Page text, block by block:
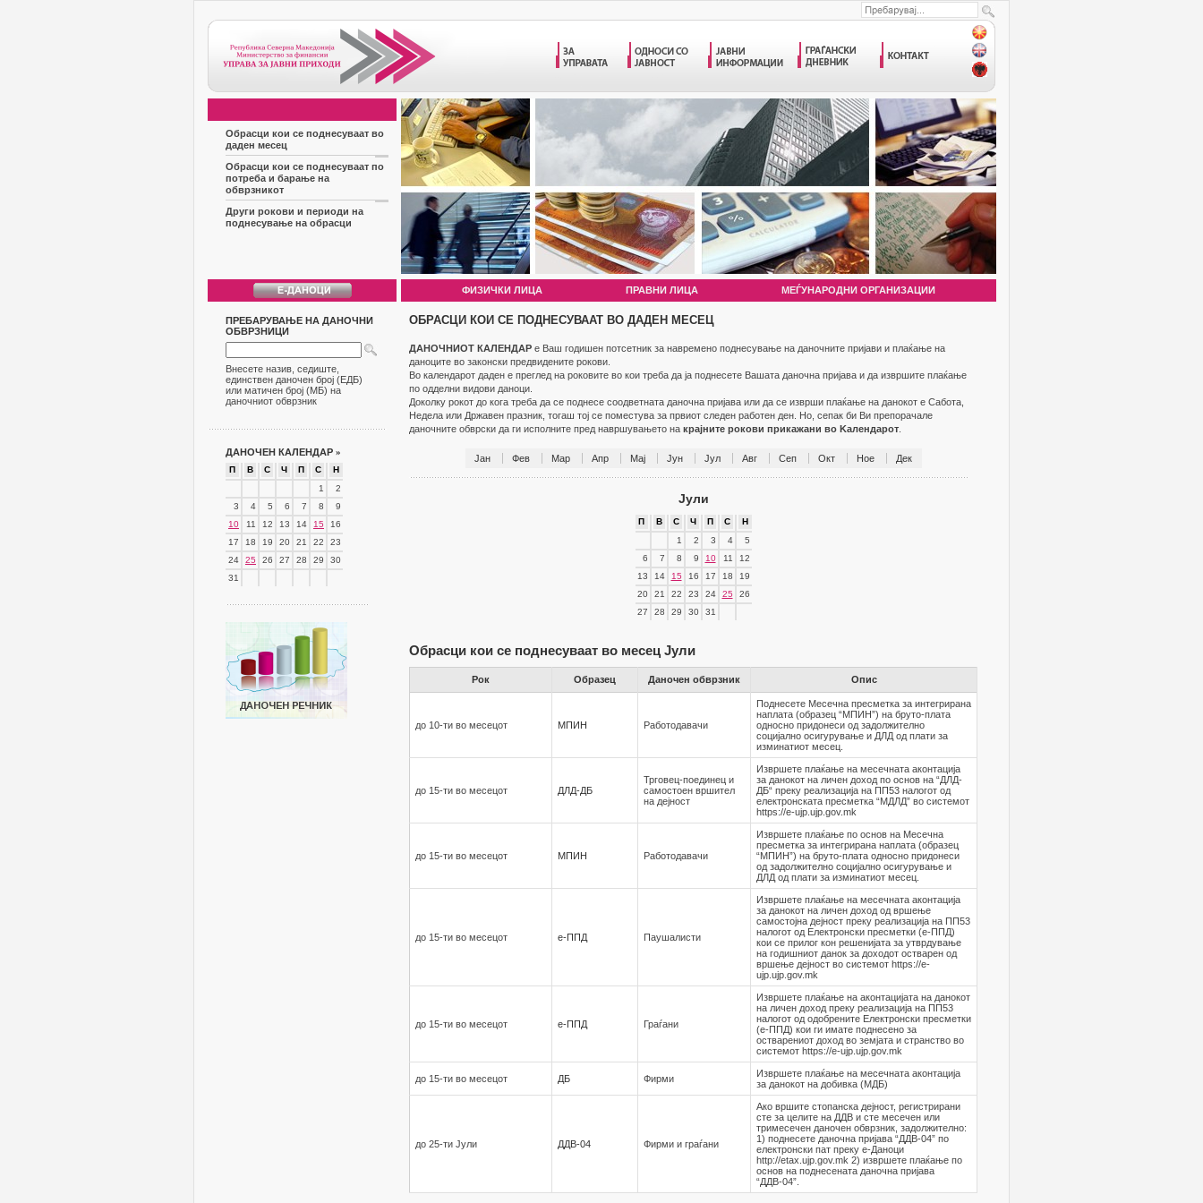
Обрасци кои се поднесуваат во
даден месец
Обрасци кои се поднесуваат по
потреба и барање на
обврзникот
Други рокови и периоди на
поднесување на обрасци
ФИЗИЧКИ ЛИЦА ПРАВНИ ЛИЦА МЕЃУНАРОДНИ ОРГАНИЗАЦИИ
ПРЕБАРУВАЊЕ НА ДАНОЧНИ
ОБВРЗНИЦИ
Внесете назив, седиште,
единствен даночен број (ЕДБ)
или матичен број (МБ) на
даночниот обврзник
ДАНОЧЕН КАЛЕНДАР »
П В С Ч П С
Н
1
2
3
4 5 6 7 8
9
10
11 12 13 14 15
16
17
18 19 20 21 22
23
24
25 26 27 28 29
30
31
ОБРАСЦИ КОИ СЕ ПОДНЕСУВААТ ВО ДАДЕН МЕСЕЦ
ДАНОЧНИОТ КАЛЕНДАР е Ваш годишен потсетник за навремено поднесување на даночните пријави и плаќање на
даноците во законски предвидените рокови.
Во календарот даден е преглед на роковите во кои треба да ја поднесете Вашата даночна пријава и да извршите плаќање
по одделни видови даноци.
Доколку рокот до кога треба да се поднесе соодветната даночна пријава или да се изврши плаќање на данокот е Сабота,
Недела или Државен празник, тогаш тој се поместува за првиот следен работен ден. Но, сепак би Ви препорачале
даночните обврски да ги исполните пред навршувањето на крајните рокови прикажани во Kалендарот
Јан Фев Мар Апр Мај Јун Јул Авг Сеп Окт Ное Дек
Јули
П В С Ч П С
Н
1
2 3 4
5
6
7 8 9 10 11
12
13
14 15 16 17 18
19
20
21 22 23 24 25
26
27
28 29 30 31
Обрасци кои се поднесуваат во месец Јули
Рок Образец Даночен обврзник Опис
до 10-ти во месецот МПИН Работодавaчи
Поднесете Месечна пресметка за интегрирана
наплата (образец “МПИН”) на бруто-плата
односно придонеси од задолжително
социјално осигурување и ДЛД од плати за
изминатиот месец.
до 15-ти во месецот ДЛД-ДБ
Трговец-поединец и
самостоен вршител
на дејност
Извршете плаќање на месечната аконтација
за данокот на личен доход по основ на “ДЛД-
ДБ“ преку реализација на ПП53 налогот од
електронската пресметка “МДЛД” во системот
https://e-ujp.ujp.gov.mk
до 15-ти во месецот МПИН Работодавaчи
Извршете плаќање по основ на Месечна
пресметка за интегрирана наплата (образец
“МПИН”) на бруто-плата односно придонеси
од задолжително социјално осигурување и
ДЛД од плати за изминатиот месец.
до 15-ти во месецот е-ППД Паушалисти
Извршете плаќање на месечната аконтација
за данокот на личен доход од вршење
самостојна дејност преку реализација на ПП53
налогот од Електронски пресметки (е-ППД)
кои се прилог кон решенијата за утврдување
на годишниот данок за доходот остварен од
вршење дејност во системот https://e-
ujp.ujp.gov.mk
до 15-ти во месецот е-ППД Граѓани
Извршете плаќање на аконтацијата на данокот
на личен доход преку реализација на ПП53
налогот од одобрените Електронски пресметки
(е-ППД) кои ги имате поднесено за
остварениот доход во земјата и странство во
системот https://e-ujp.ujp.gov.mk
до 15-ти во месецот ДБ Фирми
Извршете плаќање на месечната аконтација
за данокот на добивка (МДБ)
до 25-ти Јули ДДВ-04 Фирми и граѓани
Ако вршите стопанска дејност, регистрирани
сте за целите на ДДВ и сте месечен или
тримесечен даночен обврзник, задолжително:
1) поднесете даночна пријава “ДДВ-04” по
електронски пат преку е-Даноци
http://etax.ujp.gov.mk 2) извршете плаќање по
основ на поднесената даночна пријава
“ДДВ-04”.